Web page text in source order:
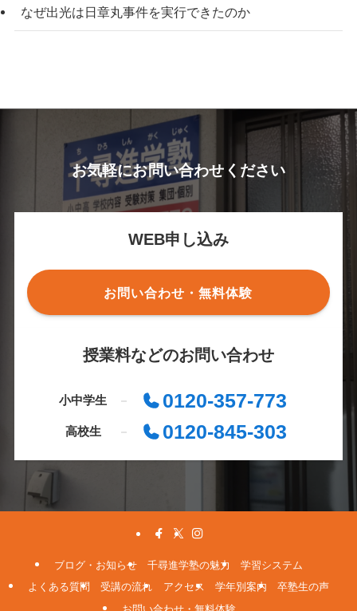
なぜ出光は日章丸事件を実行できたのか
お気軽にお問い合わせください
WEB申し込み
お問い合わせ・無料体験
授業料などのお問い合わせ
小中学生 0120-357-773
高校生 0120-845-303
ブログ・お知らせ 千尋進学塾の魅力
学習システム
よくある質問
受講の流れ アクセス 学年別案内
卒塾生の声